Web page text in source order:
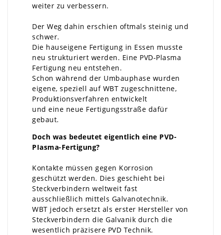
weiter zu verbessern.
Der Weg dahin erschien oftmals steinig und
schwer.
Die hauseigene Fertigung in Essen musste
neu strukturiert werden. Eine PVD-Plasma
Fertigung neu entstehen.
Schon während der Umbauphase wurden
eigene, speziell auf WBT zugeschnittene,
Produktionsverfahren entwickelt
und eine neue Fertigungsstraße dafür
gebaut.
Doch was bedeutet eigentlich eine PVD-
PIasma-Fertigung?
Kontakte müssen gegen Korrosion
geschützt werden. Dies geschieht bei
Steckverbindern weltweit fast
ausschließlich mittels Galvanotechnik.
WBT jedoch ersetzt als erster Hersteller von
Steckverbindern die Galvanik durch die
wesentlich präzisere PVD Technik.